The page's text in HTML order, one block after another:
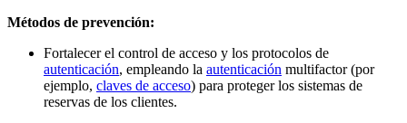
Métodos de prevención:
Fortalecer el control de acceso y los protocolos de
autenticación, empleando la autenticación multifactor (por
ejemplo, claves de acceso) para proteger los sistemas de
reservas de los clientes.